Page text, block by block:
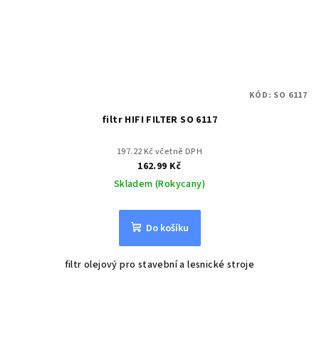
filtr HIFI FILTER SO 6117
197.22 Kč včetně DPH
162.99 Kč
Skladem (Rokycany)
Do košíku
filtr olejový pro stavební a lesnické stroje
KÓD: SO 6117